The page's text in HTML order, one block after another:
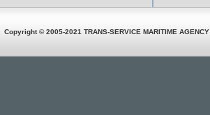
Copyright © 2005-2021 TRANS-SERVICE MARITIME AGENCY